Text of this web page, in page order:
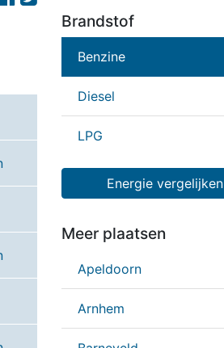
Brandstof
Benzine
Diesel
LPG
Energie vergelijken
Meer plaatsen
Apeldoorn
Arnhem